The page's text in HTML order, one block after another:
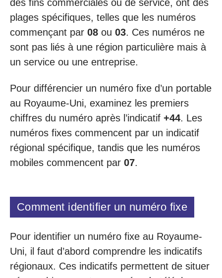
des fins commerciales ou de service, ont des
plages spécifiques, telles que les numéros
commençant par 08 ou 03. Ces numéros ne
sont pas liés à une région particulière mais à
un service ou une entreprise.
Pour différencier un numéro fixe d’un portable
au Royaume-Uni, examinez les premiers
chiffres du numéro après l’indicatif +44. Les
numéros fixes commencent par un indicatif
régional spécifique, tandis que les numéros
mobiles commencent par 07.
Comment identifier un numéro fixe
Pour identifier un numéro fixe au Royaume-
Uni, il faut d’abord comprendre les indicatifs
régionaux. Ces indicatifs permettent de situer